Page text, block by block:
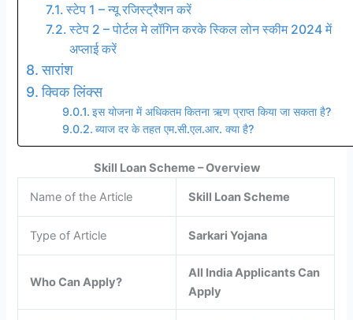
स्टेप 1 – न्यू रजिस्ट्रैशन करें
स्टेप 2 – पोर्टल मे लॉगिन करके स्किल लोन स्कीम 2024 में
अप्लाई करें
सारांश
क्विक लिंक्स
इस योजना में अधिकतम कितना ऋण प्राप्त किया जा सकता है?
ब्याज दर के तहत एम.सी.एल.आर. क्या है?
Skill Loan Scheme – Overview
Name of the Article Skill Loan Scheme
Type of Article Sarkari Yojana
Who Can Apply?
All India Applicants Can
Apply